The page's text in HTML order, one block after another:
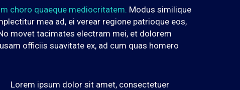
choro quaeque mediocritatem. Modus similique
mea ad, ei verear regione patrioque eos,
movet tacimates electram mei, et dolorem
officiis suavitate ex, ad cum quas homero
Lorem ipsum dolor sit amet, consectetuer